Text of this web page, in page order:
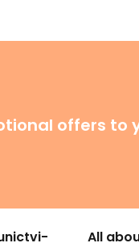
offers to
All